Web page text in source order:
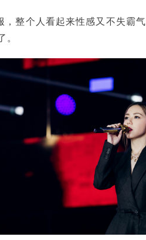
，整个人看起来性感又不失霸
。